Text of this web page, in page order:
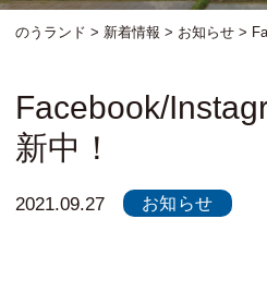
のうランド > 新着情報 > お知らせ >
Facebook/
新中！
2021.09.27 お知らせ